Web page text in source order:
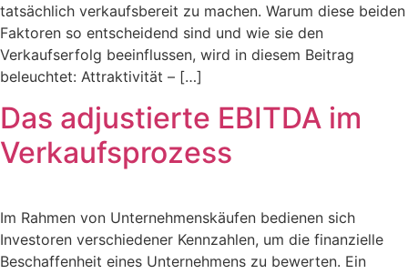
tatsächlich verkaufsbereit zu machen. Warum diese beiden
Faktoren so entscheidend sind und wie sie den
Verkaufserfolg beeinflussen, wird in diesem Beitrag
beleuchtet: Attraktivität – […]
Das adjustierte EBITDA im
Verkaufsprozess
Im Rahmen von Unternehmenskäufen bedienen sich
Investoren verschiedener Kennzahlen, um die finanzielle
Beschaffenheit eines Unternehmens zu bewerten. Ein